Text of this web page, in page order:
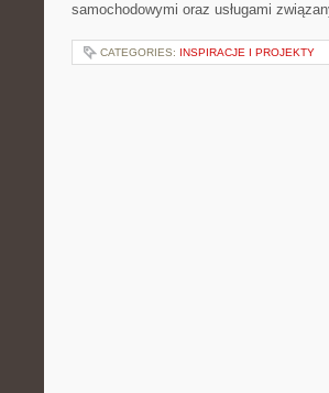
samochodowymi oraz usługami
CATEGORIES: INSPIRACJE I PROJEKTY